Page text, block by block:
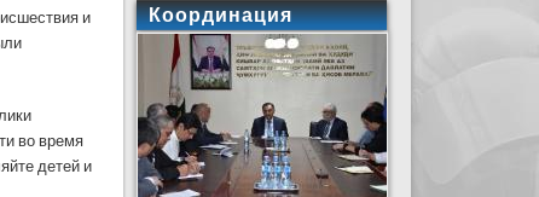
и
во время
детей и
Координация